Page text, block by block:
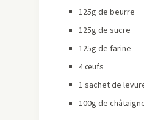
125g de beurre
125g de sucre
125g de farine
4 œufs
1 sachet de
100g de